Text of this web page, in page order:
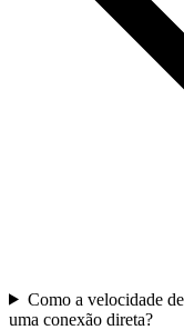
Como a velocidade
uma conexão direta?